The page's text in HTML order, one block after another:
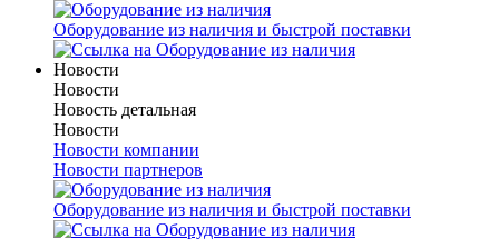
Оборудование из наличия и быстрой поставки
Новости
Новости
Новость детальная
Новости
Новости компании
Новости партнеров
Оборудование из наличия и быстрой поставки